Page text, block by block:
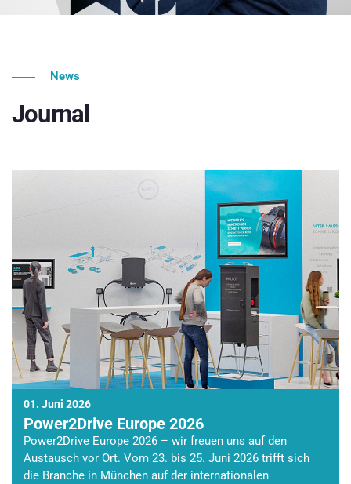
News
Journal
01. Juni 2026
Power2Drive Europe 2026
Power2Drive Europe 2026 – wir freuen uns auf den
Austausch vor Ort. Vom 23. bis 25. Juni 2026 trifft sich
die Branche in München auf der internationalen